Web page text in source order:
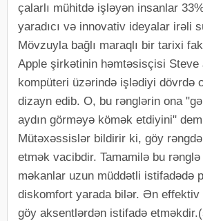
çalarlı mühitdə işləyən insanlar
yaradıcı və innovativ ideyalar irəli
Mövzuyla bağlı maraqlı bir tarixi
Apple şirkətinin həmtəsisçisi Steve
kompüteri üzərində işlədiyi dövrdə
dizayn edib. O, bu rənglərin ona
aydın görməyə kömək etdiyini"
Mütəxəssislər bildirir ki, göy
etmək vacibdir. Tamamilə bu
məkanlar uzun müddətli istifadədə
diskomfort yarada bilər. Ən effektiv
göy aksentlərdən istifadə